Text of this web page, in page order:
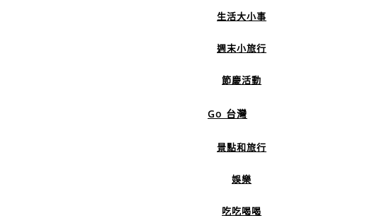
生活大小事
週末小旅行
節慶活動
Go 台灣
景點和旅行
娛樂
吃吃喝喝